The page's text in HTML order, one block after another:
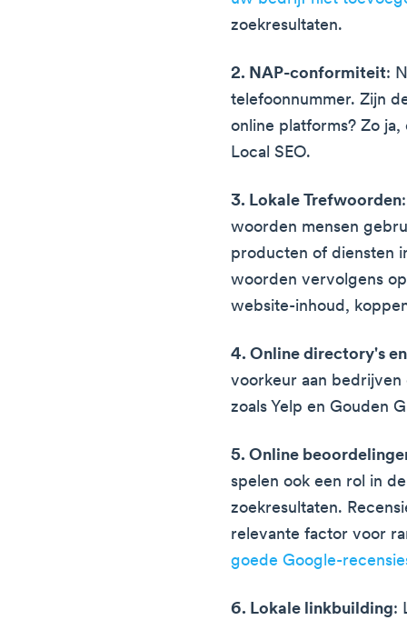
zoekresultaten.
2. NAP-conformiteit:
telefoonnummer. Zijn
online platforms? Zo
Local SEO.
3. Lokale Trefwoorden
woorden mensen
producten of diensten
woorden vervolgens
website-inhoud,
4. Online directory's
voorkeur aan
zoals Yelp en Gouden
5. Online
spelen ook een rol in
zoekresultaten.
relevante factor voor
goede Google-
6. Lokale linkbuilding: